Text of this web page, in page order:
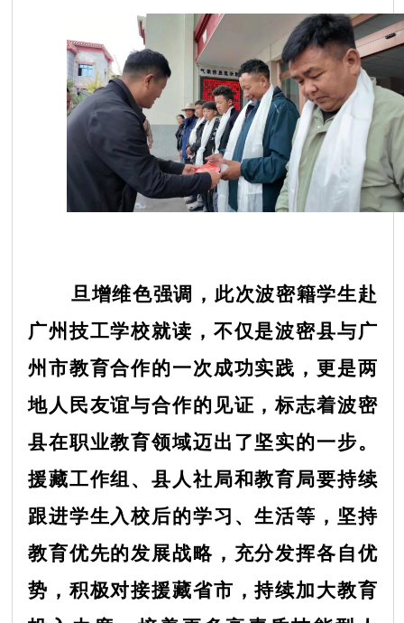
旦增维色强调，此次波密籍学生赴
广州技工学校就读，不仅是波密县与广
州市教育合作的一次成功实践，更是两
地人民友谊与合作的见证，标志着波密
县在职业教育领域迈出了坚实的一步。
援藏工作组、县人社局和教育局要持续
跟进学生入校后的学习、生活等，坚持
教育优先的发展战略，充分发挥各自优
势，积极对接援藏省市，持续加大教育